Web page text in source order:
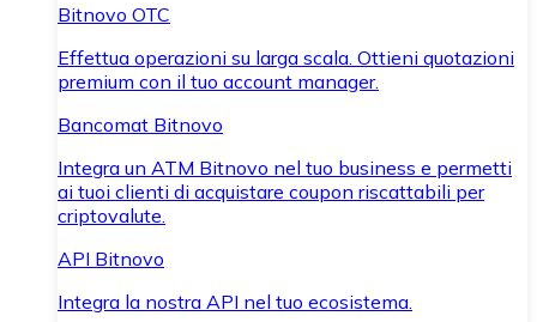
Bitnovo OTC
Effettua operazioni su larga scala. Ottieni quotazioni
premium con il tuo account manager.
Bancomat Bitnovo
Integra un ATM Bitnovo nel tuo business e permetti
ai tuoi clienti di acquistare coupon riscattabili per
criptovalute.
API Bitnovo
Integra la nostra API nel tuo ecosistema.